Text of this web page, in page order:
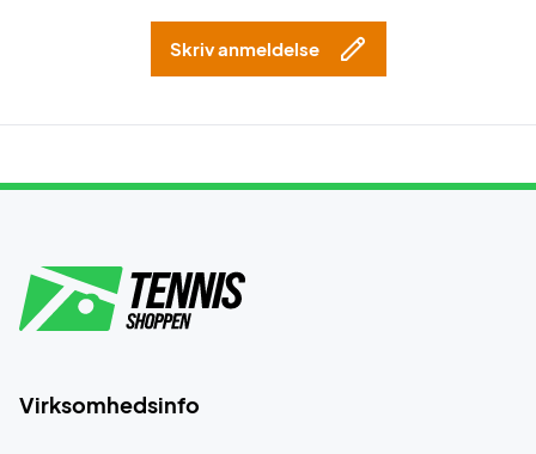
Skriv anmeldelse
Virksomhedsinfo